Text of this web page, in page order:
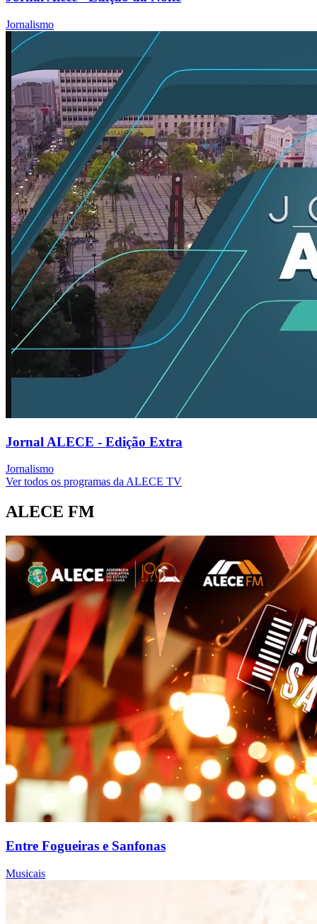
Jornalismo
Jornal ALECE - Edição Extra
Jornalismo
Ver todos os programas da ALECE TV
ALECE FM
Entre Fogueiras e Sanfonas
Musicais